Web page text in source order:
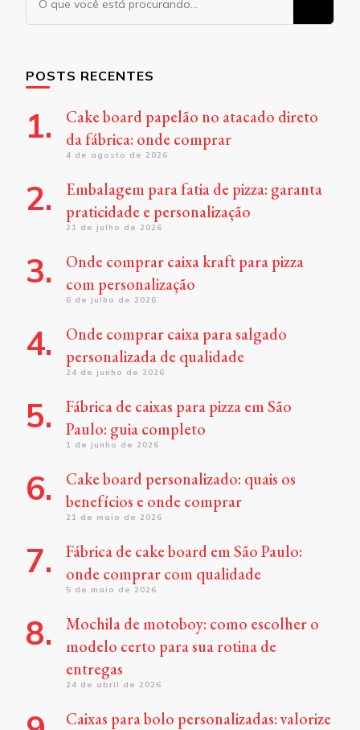
POSTS RECENTES
Cake board papelão no atacado direto
da fábrica: onde comprar
4 de agosto de 2026
Embalagem para fatia de pizza: garanta
praticidade e personalização
21 de julho de 2026
Onde comprar caixa kraft para pizza
com personalização
6 de julho de 2026
Onde comprar caixa para salgado
personalizada de qualidade
24 de junho de 2026
Fábrica de caixas para pizza em São
Paulo: guia completo
1 de junho de 2026
Cake board personalizado: quais os
benefícios e onde comprar
21 de maio de 2026
Fábrica de cake board em São Paulo:
onde comprar com qualidade
5 de maio de 2026
Mochila de motoboy: como escolher o
modelo certo para sua rotina de
entregas
24 de abril de 2026
Caixas para bolo personalizadas: valorize